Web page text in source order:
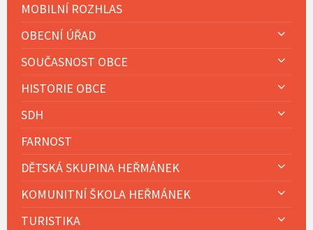
MOBILNÍ ROZHLAS
OBECNÍ ÚŘAD
SOUČASNOST OBCE
HISTORIE OBCE
SDH
FARNOST
DĚTSKÁ SKUPINA HEŘMÁNEK
KOMUNITNÍ ŠKOLA HEŘMÁNEK
TURISTIKA